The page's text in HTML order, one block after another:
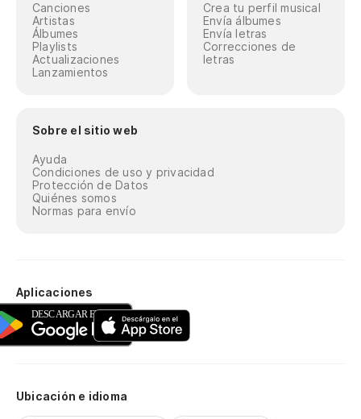
Canciones
Artistas
Álbumes
Playlists
Actualizaciones
Lanzamientos
Crea tu perfil musical
Envía álbumes
Envía letras
Correcciones de
letras
Sobre el sitio web
Ayuda
Condiciones de uso y privacidad
Protección de Datos
Quiénes somos
Normas para envío
Aplicaciones
Ubicación e idioma